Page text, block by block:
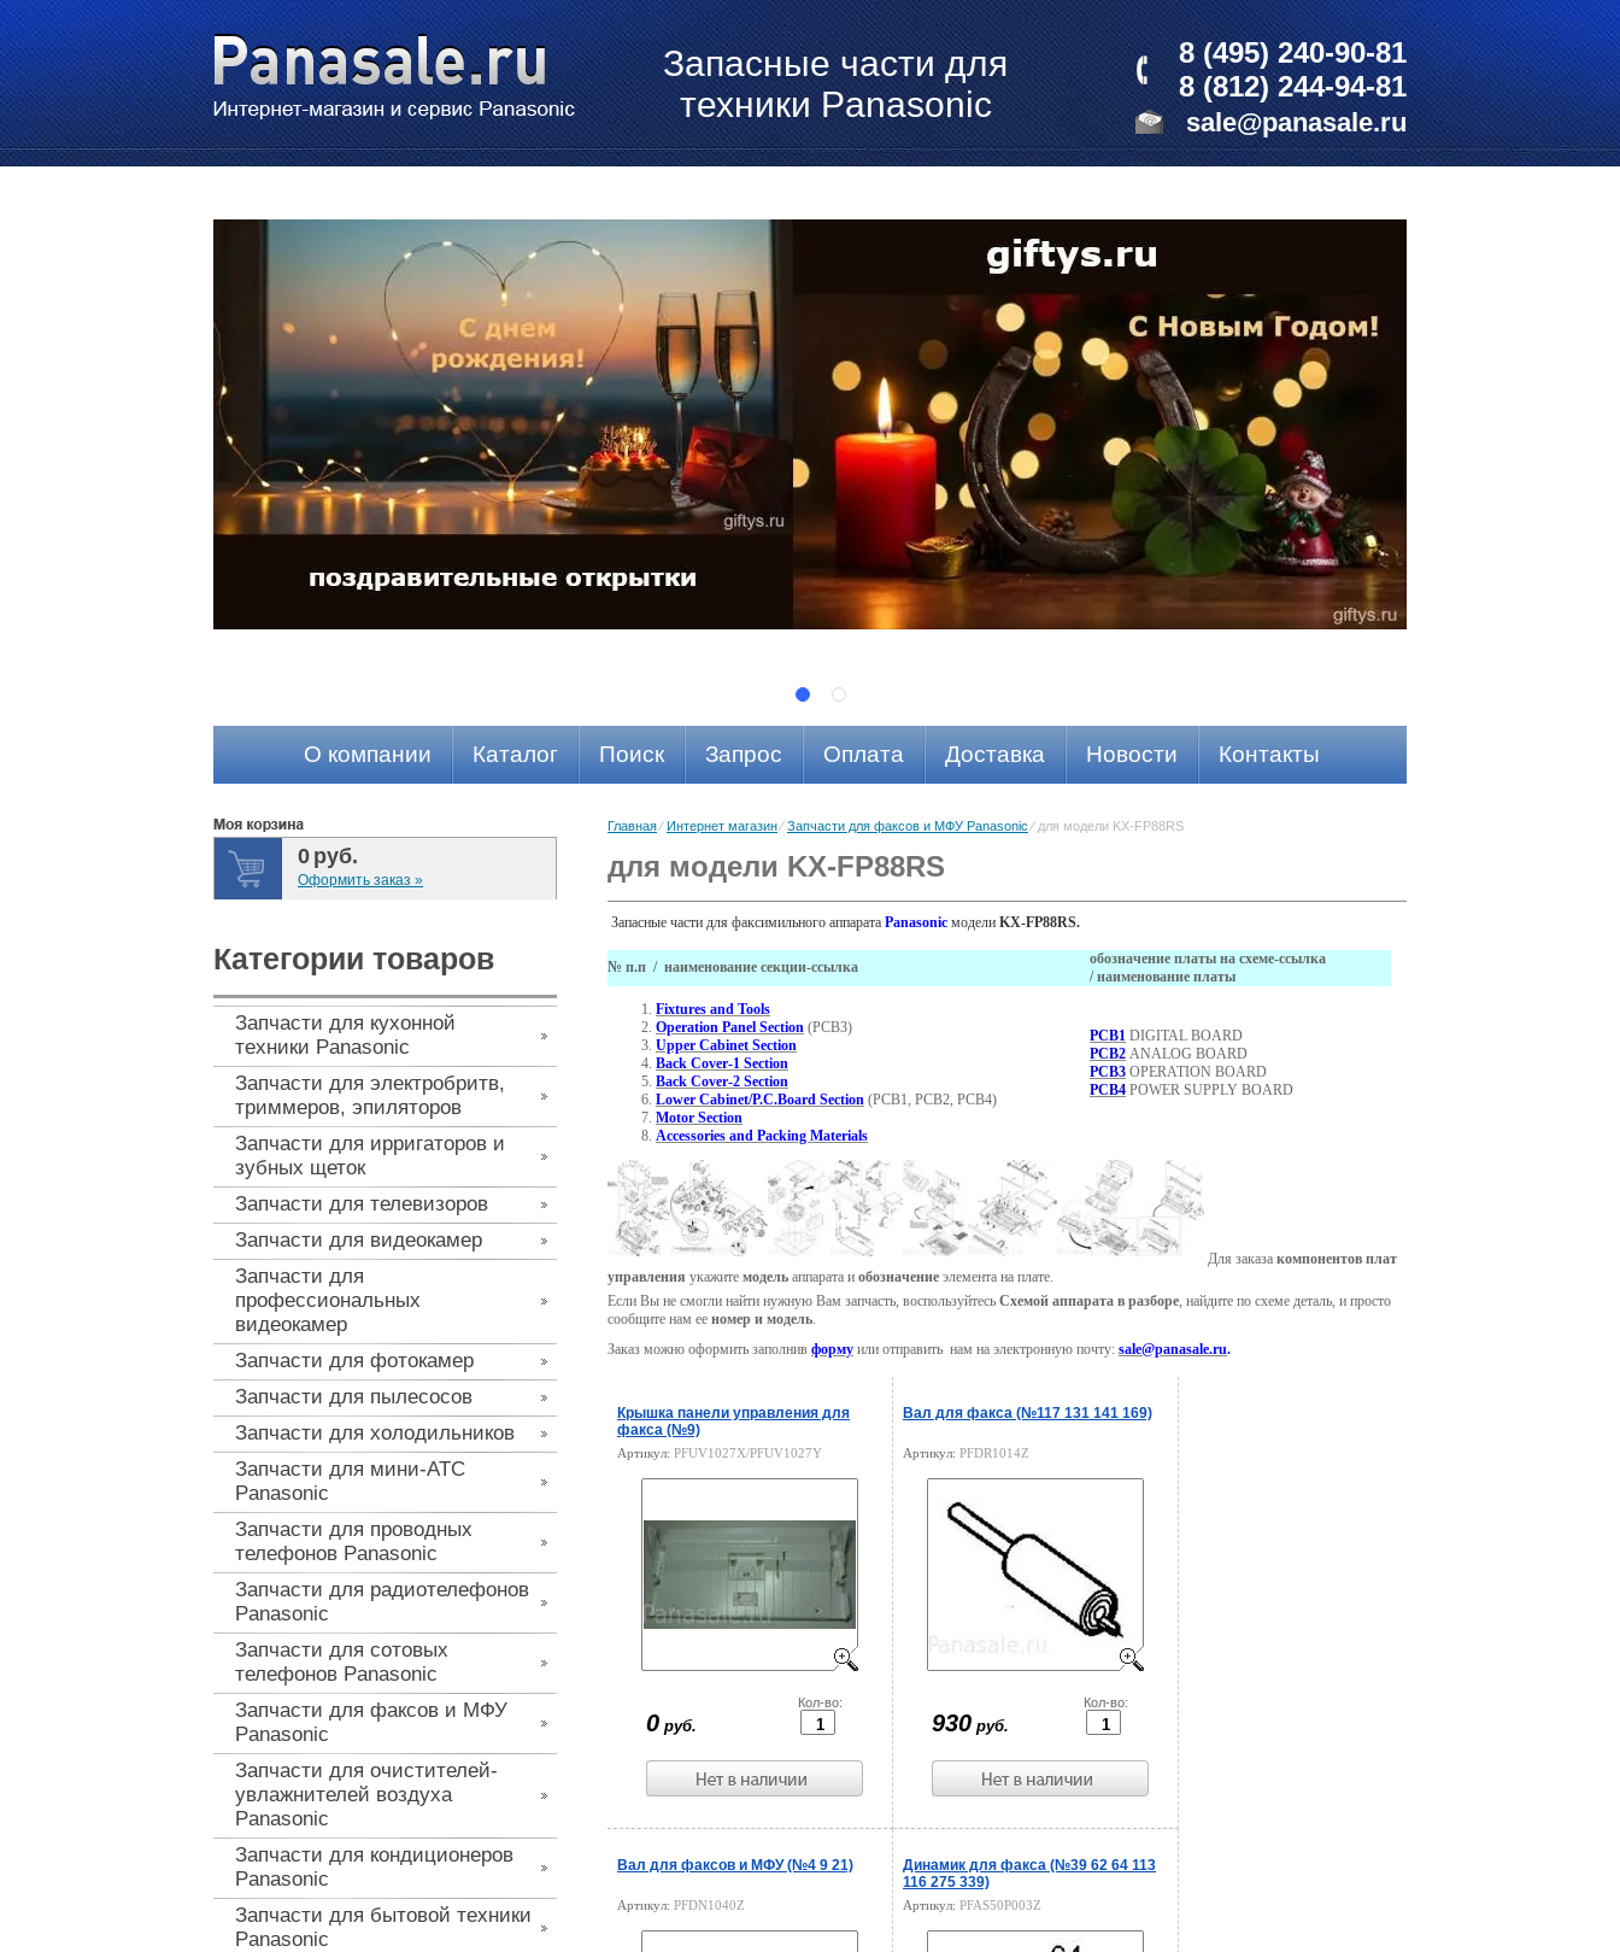
Запасные части для
техники Panasonic
8 (495) 240-90-81
8 (812) 244-94-81
sale@panasale.ru
О компании Каталог Поиск Запрос Оплата Доставка Новости Контакты
0 руб.
Оформить заказ »
Категории товаров
Запчасти для кухонной
техники Panasonic
Запчасти для электробритв,
триммеров, эпиляторов
Запчасти для ирригаторов и
зубных щеток
Запчасти для телевизоров
Запчасти для видеокамер
Запчасти для
профессиональных
видеокамер
Запчасти для фотокамер
Запчасти для пылесосов
Запчасти для холодильников
Запчасти для мини-АТС
Panasonic
Запчасти для проводных
телефонов Panasonic
Запчасти для радиотелефонов
Panasonic
Запчасти для сотовых
телефонов Panasonic
Запчасти для факсов и МФУ
Panasonic
Запчасти для очистителей-
увлажнителей воздуха
Panasonic
Запчасти для кондиционеров
Panasonic
Запчасти для бытовой техники
Panasonic
Главная⁄Интернет магазин⁄Запчасти для факсов и МФУ Panasonic⁄ для модели KX-FP88RS
для модели KX-FP88RS
Запасные части для факсимильного аппарата Panasonic модели KX-FP88RS.
№ п.п / наименование секции-ссылка
обозначение платы на схеме-ссылка
/ наименование платы
Fixtures and Tools
Operation Panel Section (PCB3)
Upper Cabinet Section
Back Cover-1 Section
Back Cover-2 Section
Lower Cabinet/P.C.Board Section (PCB1, PCB2, PCB4)
Motor Section
Accessories and Packing Materials
PCB1 DIGITAL BOARD
PCB2 ANALOG BOARD
PCB3 OPERATION BOARD
PCB4 POWER SUPPLY BOARD
Для заказа компонентов плат
управления укажите модель аппарата и обозначение элемента на плате.
Если Вы не смогли найти нужную Вам запчасть, воспользуйтесь Схемой аппарата в разборе, найдите по схеме деталь, и просто
сообщите нам ее номер и модель.
Заказ можно оформить заполнив форму или отправить нам на электронную почту: sale@panasale.ru.
Крышка панели управления для
факса (№9)
Артикул: PFUV1027X/PFUV1027Y
0 руб.
Кол-во:
Вал для факса (№117 131 141 169)
Артикул: PFDR1014Z
930 руб.
Кол-во:
Вал для факсов и МФУ (№4 9 21)
Артикул: PFDN1040Z
Динамик для факса (№39 62 64 113
116 275 339)
Артикул: PFAS50P003Z